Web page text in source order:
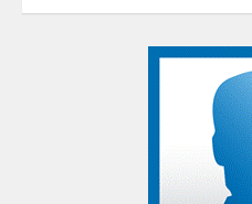
Tu Teléfono